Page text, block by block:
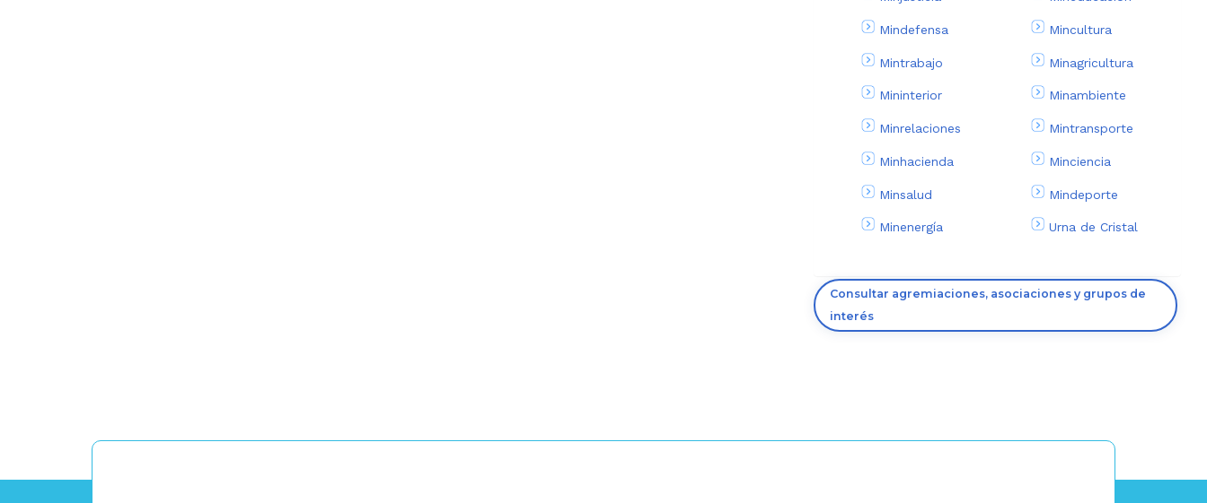
Mindefensa
Mintrabajo
Mininterior
Minrelaciones
Minhacienda
Minsalud
Minenergía
Mincultura
Minagricultura
Minambiente
Mintransporte
Minciencia
Mindeporte
Urna de Cristal
Consultar agremiaciones, asociaciones y grupos de
interés